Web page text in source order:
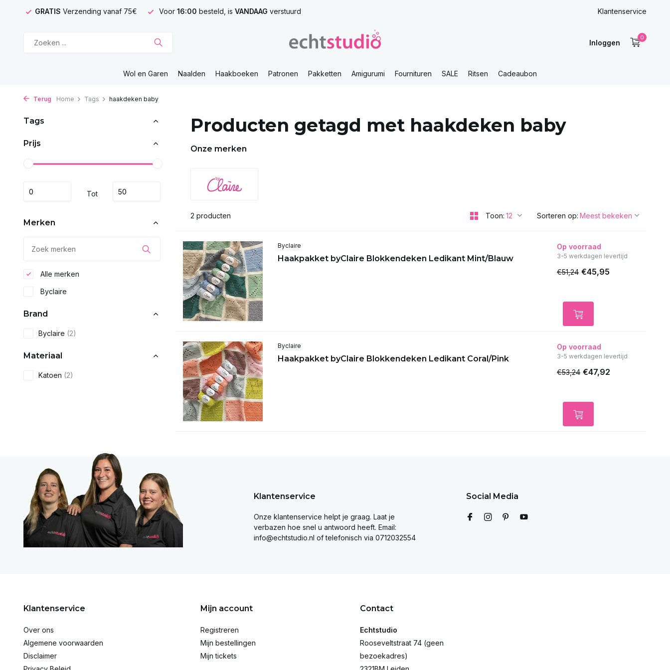
GRATIS Verzending vanaf 75€ Voor 16:00 besteld, is VANDAAG verstuurd Klantenservice
Inloggen
0
Wol en Garen Naalden Haakboeken Patronen Pakketten Amigurumi Fournituren SALE Ritsen Cadeaubon
Terug Home Tags haakdeken baby
Tags
Prijs
Tot
Merken
Alle merken
Byclaire
Brand
Byclaire (2)
Materiaal
Katoen (2)
Producten getagd met haakdeken baby
Onze merken
2 producten Toon: Sorteren op:
Byclaire
Haakpakket byClaire Blokkendeken Ledikant Mint/Blauw
Op voorraad
3-5 werkdagen levertijd
€51,24 €45,95
Byclaire
Haakpakket byClaire Blokkendeken Ledikant Coral/Pink
Op voorraad
3-5 werkdagen levertijd
€53,24 €47,92
Klantenservice
Onze klantenservice helpt je graag. Laat je
verbazen hoe snel u antwoord heeft. Email:
info@echtstudio.nl of telefonisch via 0712032554
Social Media
Klantenservice
Over ons
Algemene voorwaarden
Disclaimer
Mijn account
Registreren
Mijn bestellingen
Mijn tickets
Contact
Echtstudio
Rooseveltstraat 74 (geen
bezoekadres)